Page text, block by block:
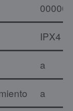
IPX4
a
a